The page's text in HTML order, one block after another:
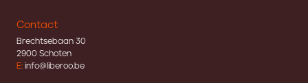
Contact
Brechtsebaan 30
2900 Schoten
E: info@liberoo.be